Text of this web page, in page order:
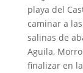
playa del
caminar a
salinas de
Aguila,
finalizar en